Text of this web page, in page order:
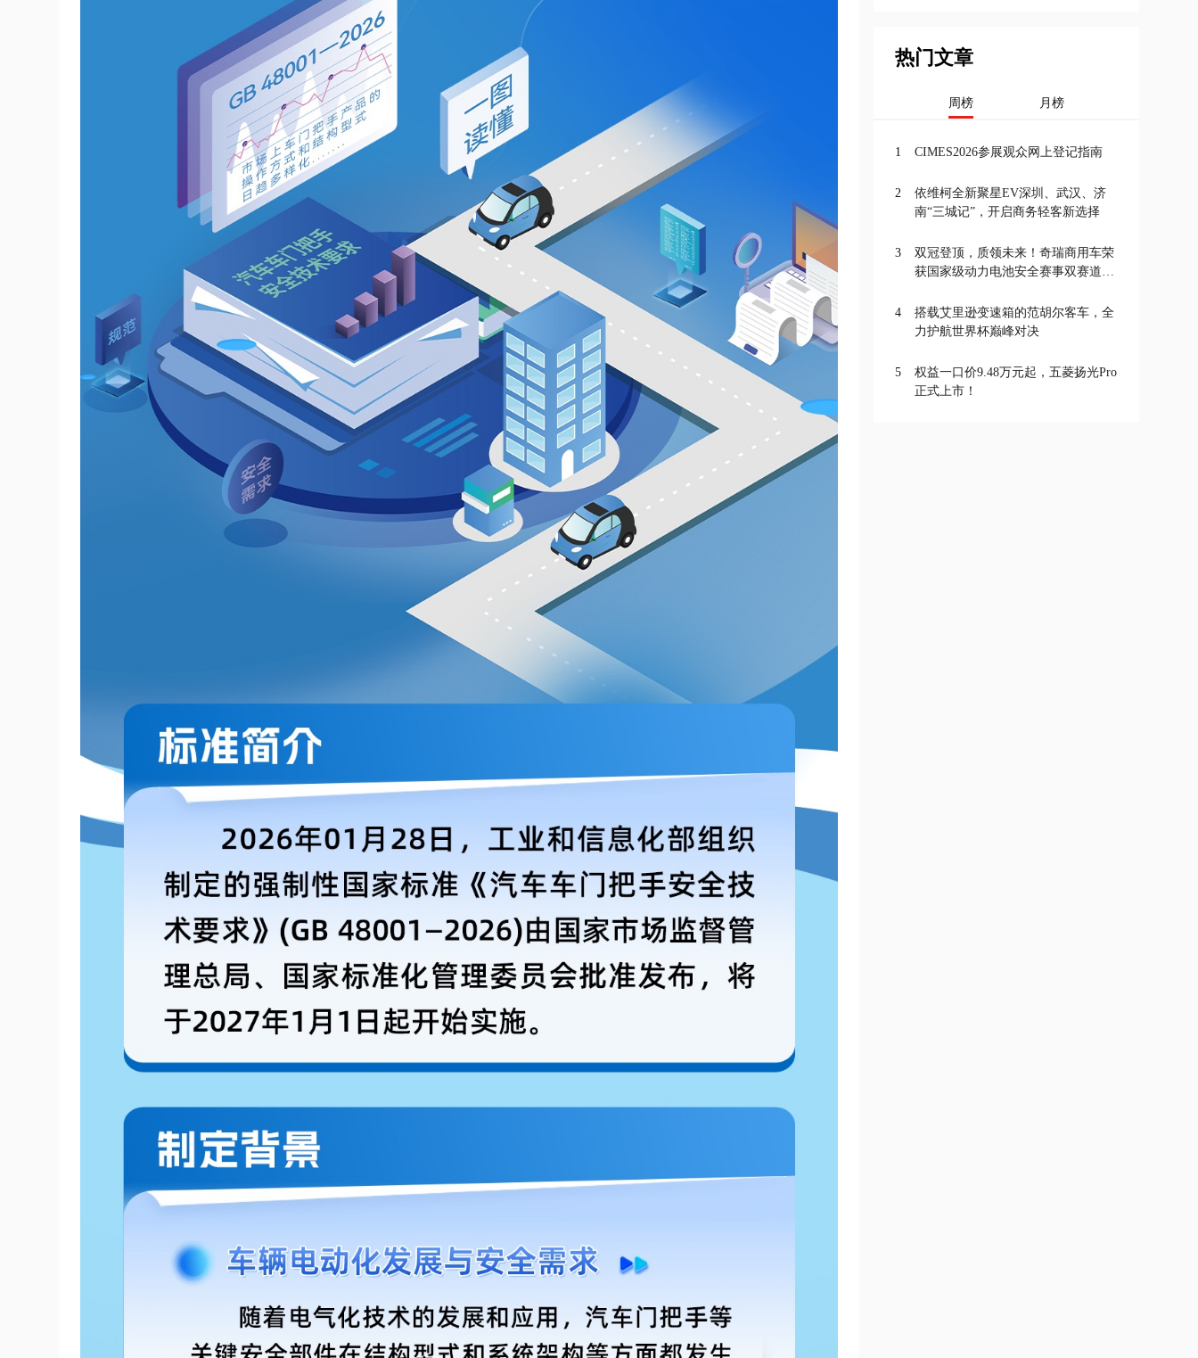
热门文章
周榜 月榜
1 CIMES2026参展观众网上登记指南
2
依维柯全新聚星EV深圳、武汉、济
南“三城记”，开启商务轻客新选择
3
双冠登顶，质领未来！奇瑞商用车荣
获国家级动力电池安全赛事双赛道一
4
搭载艾里逊变速箱的范胡尔客车，全
力护航世界杯巅峰对决
5
权益一口价9.48万元起，五菱扬光Pro
正式上市！